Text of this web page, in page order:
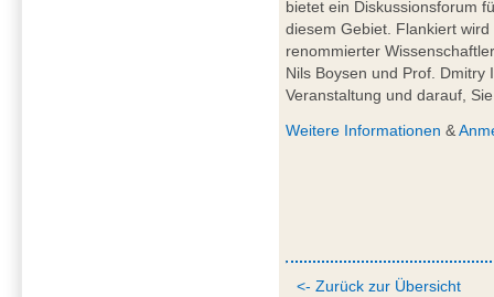
bietet ein Diskussionsforum
diesem Gebiet. Flankiert
renommierter
Nils Boysen und Prof.
Veranstaltung und darauf,
Weitere Informationen &
<- Zurück zur Übersicht